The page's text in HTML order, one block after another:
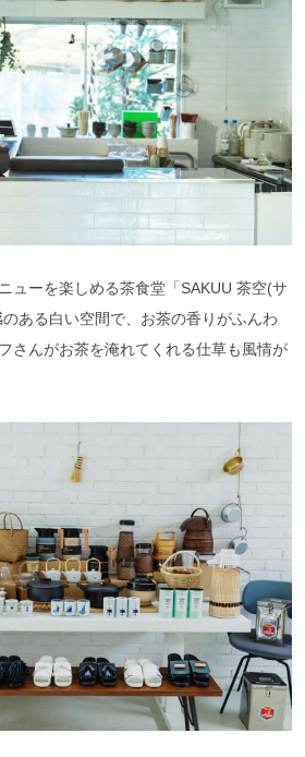
ューを楽しめる茶食堂「SAKUU 茶空(サ
ある白い空間で、お茶の香りがふんわ
さんがお茶を淹れてくれる仕草も風情が